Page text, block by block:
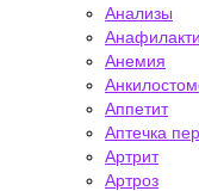
Анализы
Анемия
Аппетит
Аптечка
Артрит
Артроз